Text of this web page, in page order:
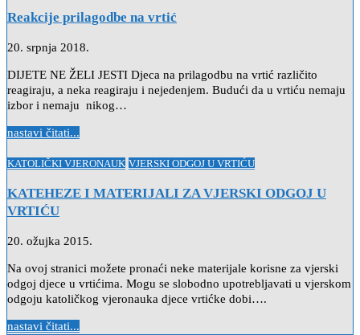
Reakcije prilagodbe na vrtić
20. srpnja 2018.
DIJETE NE ŽELI JESTI Djeca na prilagodbu na vrtić različito
reagiraju, a neka reagiraju i nejedenjem. Budući da u vrtiću nemaju
izbor i nemaju nikog…
nastavi čitati...
Posted
KATOLIČKI VJERONAUK VJERSKI ODGOJ U VRTIĆU
KATEHEZE I MATERIJALI ZA VJERSKI ODGOJ U
VRTIĆU
20. ožujka 2015.
Na ovoj stranici možete pronaći neke materijale korisne za vjerski
odgoj djece u vrtićima. Mogu se slobodno upotrebljavati u vjerskom
odgoju katoličkog vjeronauka djece vrtićke dobi….
nastavi čitati...